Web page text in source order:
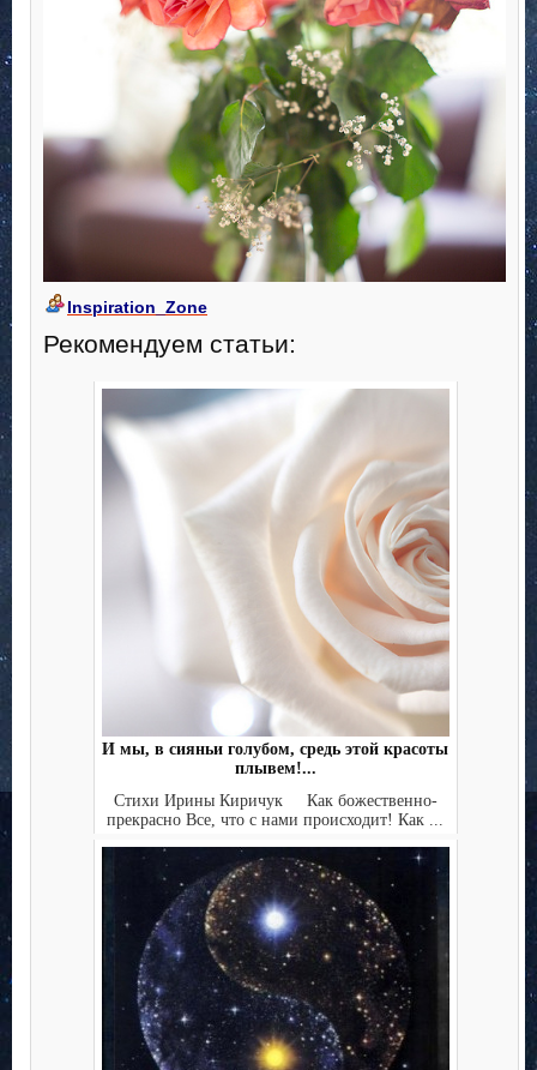
Inspiration_Zone
Рекомендуем статьи:
И мы, в сияньи голубом, средь этой красоты
плывем!...
Стихи Ирины Киричук Как божественно-
прекрасно Все, что с нами происходит! Как ...